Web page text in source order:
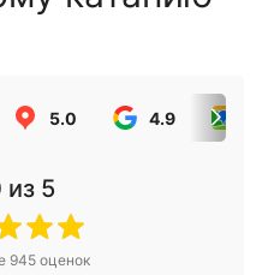
5.0 4.9
из 5
945оценок